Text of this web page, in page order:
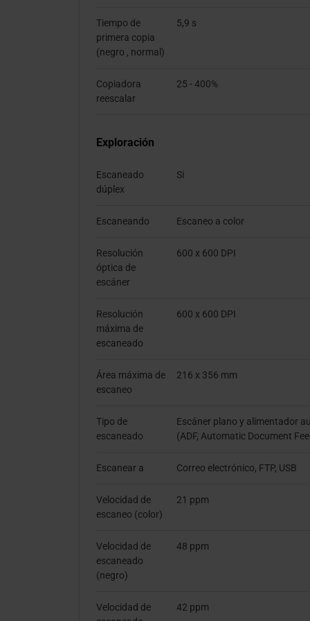
Tiempo de
primera copia
(negro , normal)
5,9 s
Copiadora
reescalar
25 - 400%
Exploración
Escaneado
dúplex
Si
Escaneando Escaneo a color
Resolución
óptica de
escáner
600 x 600 DPI
Resolución
máxima de
escaneado
600 x 600 DPI
Área máxima de
escaneo
216 x 356 mm
Tipo de
escaneado
Escáner plano y alimentador
(ADF, Automatic Document
Escanear a Correo electrónico, FTP, USB
Velocidad de
escaneo (color)
21 ppm
Velocidad de
escaneado
(negro)
48 ppm
Velocidad de
42 ppm